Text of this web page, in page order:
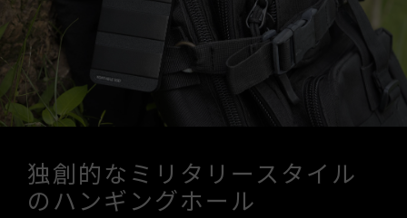
独創的なミリタリースタイル
のハンギングホール